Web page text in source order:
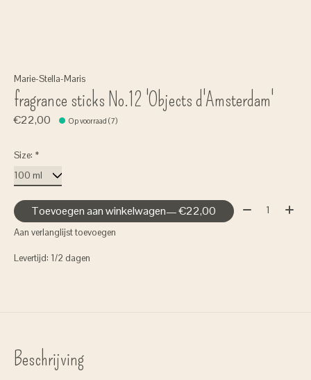
Marie-Stella-Maris
fragrance sticks No.12 'Objects d'Amsterdam'
€22,00 Op voorraad (7)
Size: *
Toevoegen aan winkelwagen — €22,00 Aantal:
Aan verlanglijst toevoegen
Levertijd: 1/2 dagen
Beschrijving